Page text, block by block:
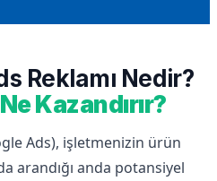
Reklamı Nedir?
Kazandırır?
Ads), işletmenizin ürün
arandığı anda potansiyel